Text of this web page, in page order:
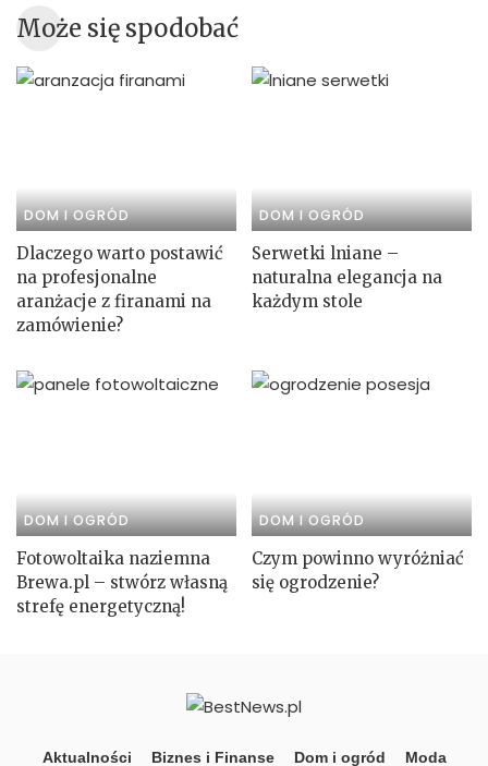
Może się spodobać
DOM I OGRÓD
Dlaczego warto postawić
na profesjonalne
aranżacje z firanami na
zamówienie?
DOM I OGRÓD
Serwetki lniane –
naturalna elegancja na
każdym stole
DOM I OGRÓD
Fotowoltaika naziemna
Brewa.pl – stwórz własną
strefę energetyczną!
DOM I OGRÓD
Czym powinno wyróżniać
się ogrodzenie?
Aktualności Biznes i Finanse Dom i ogród Moda